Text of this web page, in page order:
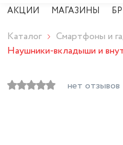
АКЦИИ МАГАЗИНЫ
Каталог Смартфоны и
Наушники-вкладыши и
нет отзывов